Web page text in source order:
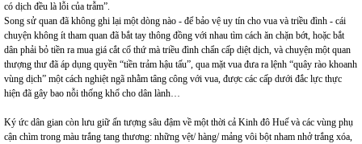
có dịch đều là lỗi của trẫm”.
Song sử quan đã không ghi lại một dòng nào - để bảo vệ uy tín cho vua và triều đình - cái
chuyện không ít tham quan đã bắt tay thông đồng với nhau tìm cách ăn chặn bớt, hoặc bắt
dân phải bỏ tiền ra mua giá cắt cổ thứ mà triều đình chẩn cấp diệt dịch, và chuyện một quan
thượng thư đã áp dụng quyền “tiền trảm hậu tấu”, qua mặt vua đưa ra lệnh “quây rào khoanh
vùng dịch” một cách nghiệt ngã nhằm tâng công với vua, được các cấp dưới đắc lực thực
hiện đã gây bao nỗi thống khổ cho dân lành…
Ký ức dân gian còn lưu giữ ấn tượng sâu đậm về một thời cả Kinh đô Huế và các vùng phụ
cận chìm trong màu trắng tang thương: những vệt/ hàng/ mảng vôi bột nham nhở trắng xóa,